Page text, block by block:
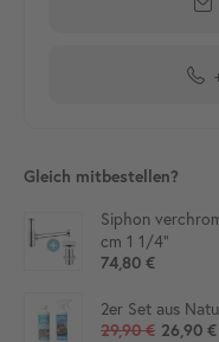
Gleich mitbestellen?
Siphon
cm 1 1/4"
74,80 €
2er Set aus
29,90 € 26,90 €